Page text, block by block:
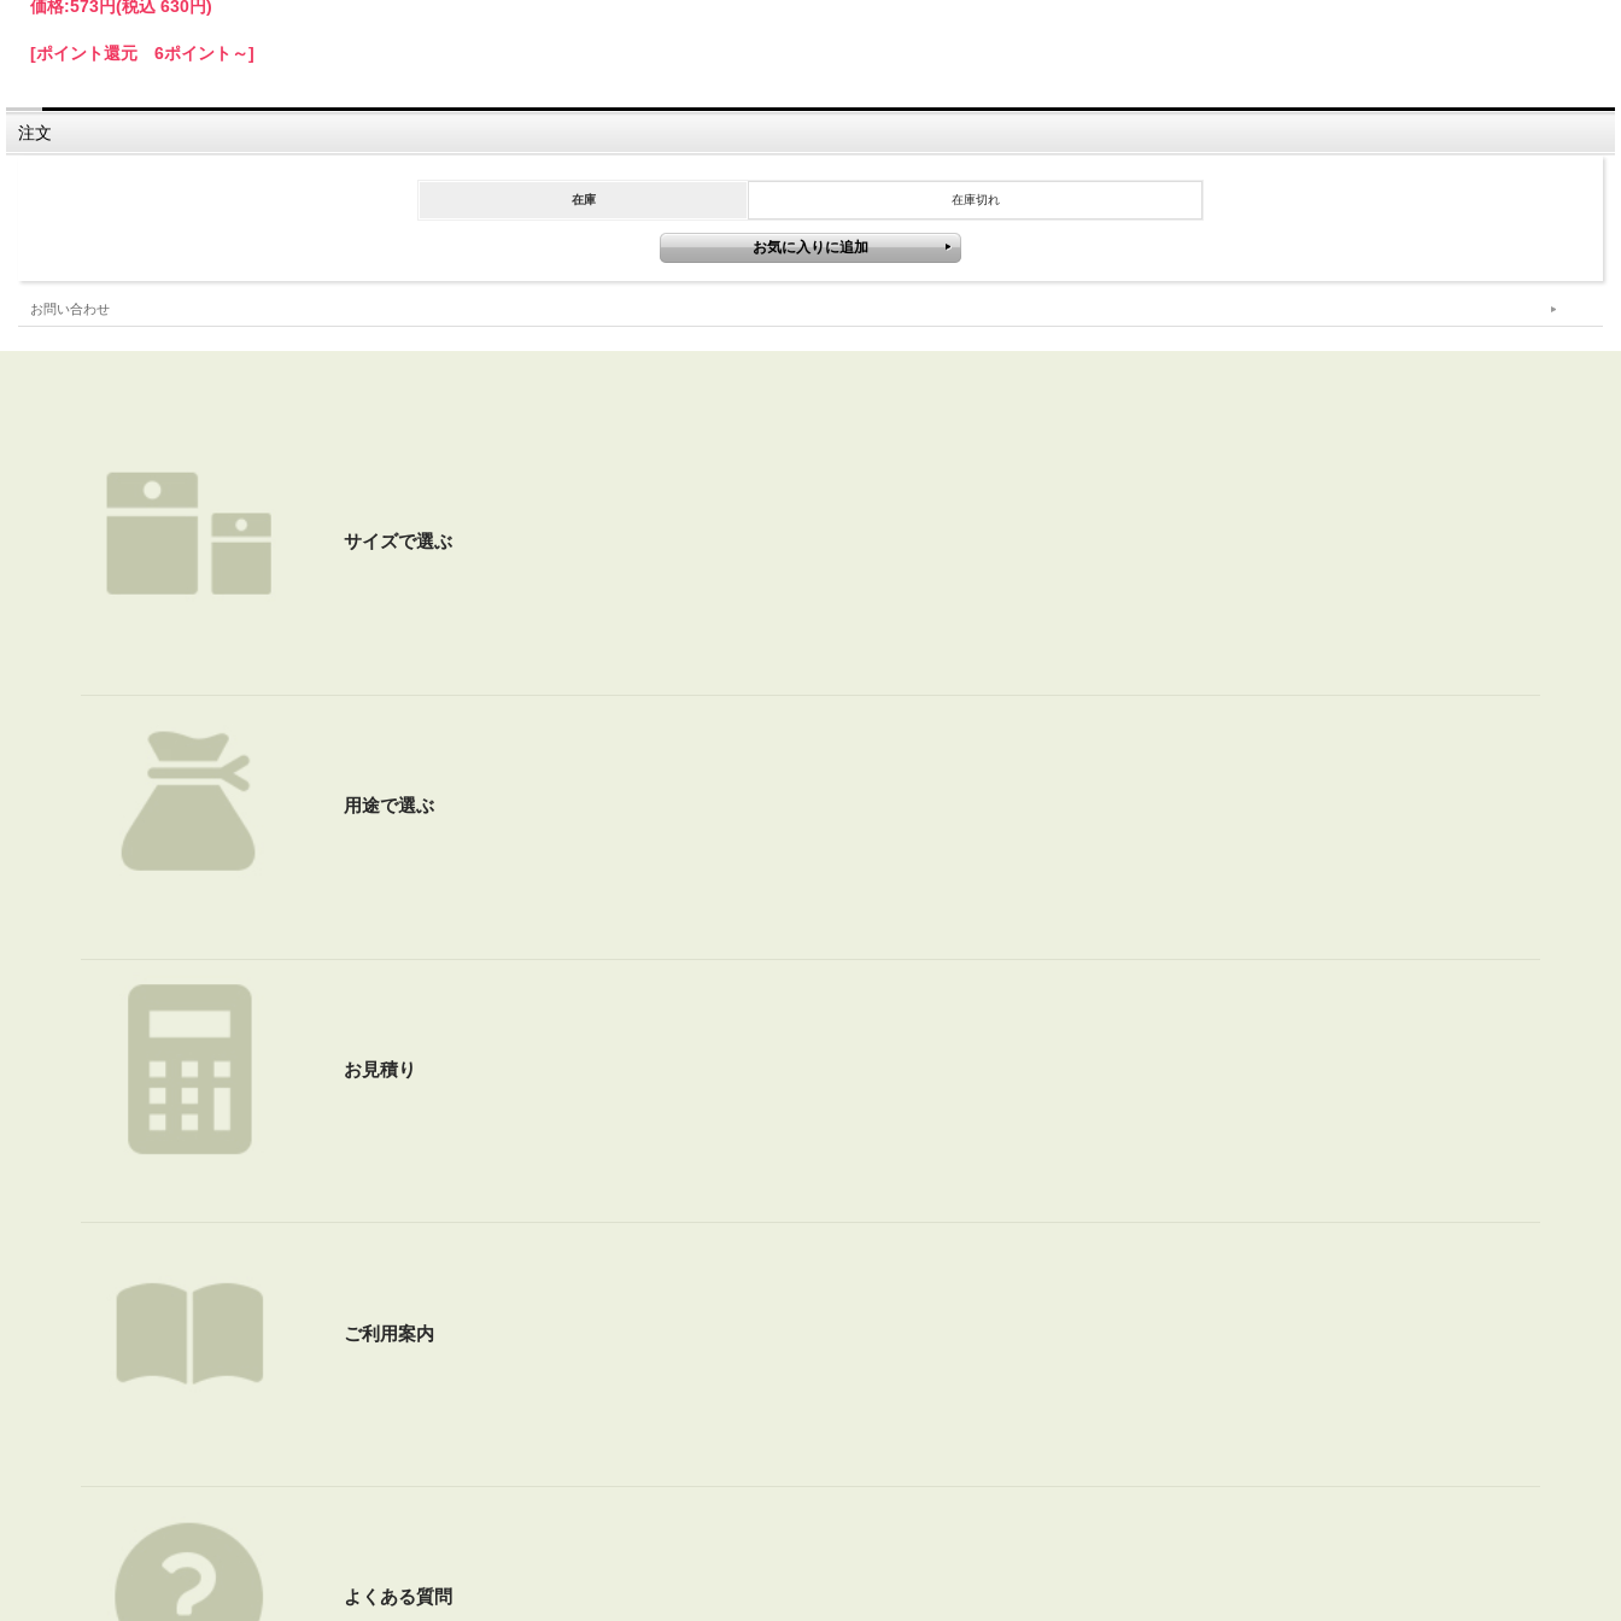
価格:573円(税込 630円)
[ポイント還元 6ポイント～]
注文
在庫 在庫切れ
お問い合わせ
サイズで選ぶ
用途で選ぶ
お見積り
ご利用案内
よくある質問